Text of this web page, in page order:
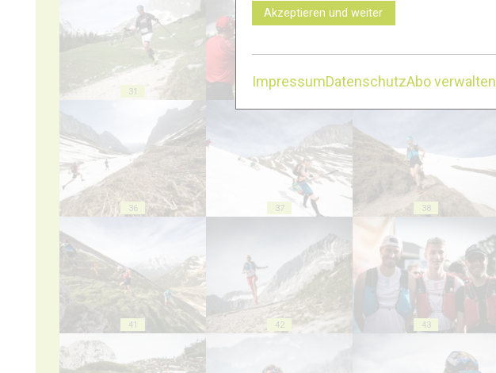
31
36 37 38
41 42 43
Akzeptieren und weiter
ImpressumDatenschutzAbo verwalten